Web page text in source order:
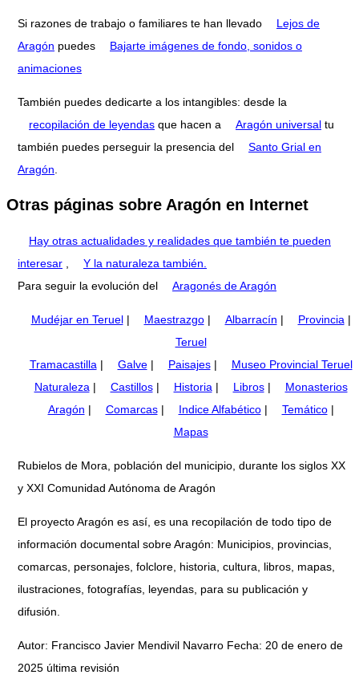
Si razones de trabajo o familiares te han llevado
Lejos de
Aragón puedes
Bajarte imágenes de fondo, sonidos o
animaciones
También puedes dedicarte a los intangibles: desde la
recopilación de leyendas que hacen a Aragón universal tu
también puedes perseguir la presencia del
Santo Grial en
Aragón
Otras páginas sobre Aragón en Internet
Hay otras actualidades y realidades que también te pueden
interesar
Y la naturaleza también.
Para seguir la evolución del
Aragonés de Aragón
Mudéjar en Teruel| Maestrazgo| Albarracín | Provincia |
Teruel
Tramacastilla | Galve| Paisajes|
Museo Provincial Teruel
Naturaleza | Castillos| Historia | Libros|
Monasterios
Aragón | Comarcas| Indice Alfabético| Temático|
Mapas
Rubielos de Mora, población del municipio, durante los siglos XX
y XXI Comunidad Autónoma de Aragón
El proyecto Aragón es así, es una recopilación de todo tipo de
información documental sobre Aragón: Municipios, provincias,
comarcas, personajes, folclore, historia, cultura, libros, mapas,
ilustraciones, fotografías, leyendas, para su publicación y
difusión.
Autor: Francisco Javier Mendivil Navarro Fecha: 20 de enero de
2025 última revisión